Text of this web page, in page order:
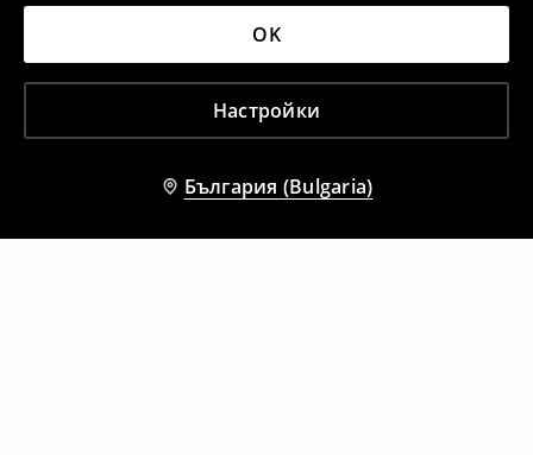
Настройки
OK
България (Bulgaria)